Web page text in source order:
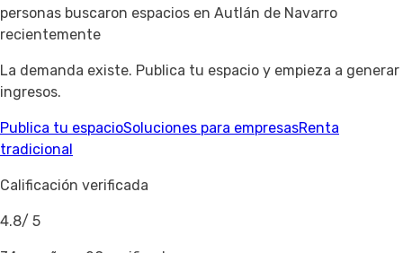
personas buscaron espacios en Autlán de Navarro
recientemente
La demanda existe. Publica tu espacio y empieza a generar
ingresos.
Publica tu espacioSoluciones para empresasRenta
tradicional
Calificación verificada
4.8/ 5